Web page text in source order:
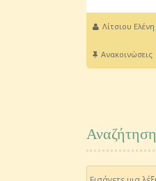
Λίτσιου Ελένη
Ανακοινώσεις
Αναζήτηση